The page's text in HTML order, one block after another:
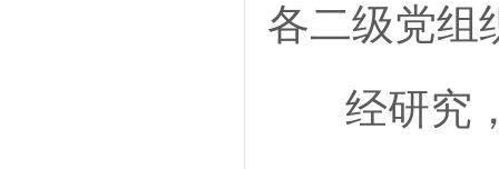
各二级党组
经研究，